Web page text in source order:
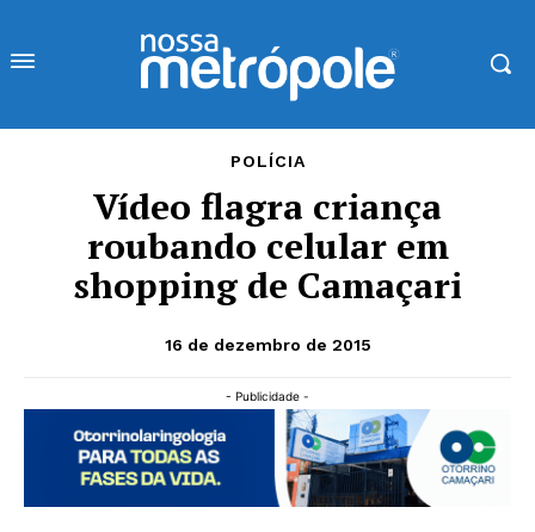
POLÍCIA
Vídeo flagra criança
roubando celular em
shopping de Camaçari
16 de dezembro de 2015
- Publicidade -